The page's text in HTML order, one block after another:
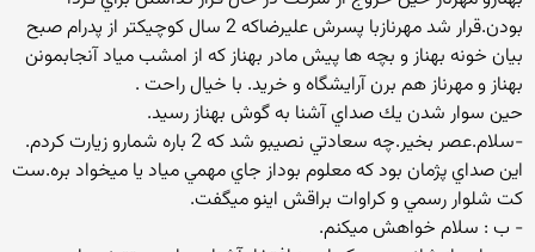
بودن.قرار شد مهرنازبا پسرش عليرضاكه 2 سال كوچيكتر از پدرام صبح
بيان خونه بهناز و بچه ها پيش مادر بهناز كه از امشب مياد آنجابمونن
بهناز و مهرناز هم برن آرايشگاه و خريد. با خيال راحت .
حين سوار شدن يك صداي آشنا به گوش بهناز رسيد.
-سلام.عصر بخير.چه سعادتي نصيبو شد كه 2 باره شمارو زيارت كردم.
اين صداي پژمان بود كه معلوم بوداز جاي مهمي مياد يا ميخواد بره.ست
كت شلوار رسمي و كراوات براقش اينو ميگفت.
- ب : سلام خواهش ميكنم.